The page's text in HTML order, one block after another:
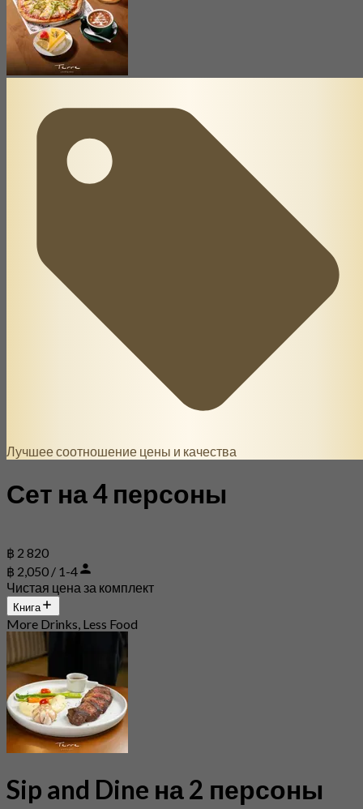
Лучшее соотношение цены и качества
Сет на 4 персоны
฿ 2 820
฿ 2,050 / 1-4
Чистая цена за комплект
Книга
More Drinks, Less Food
Sip and Dine на 2 персоны